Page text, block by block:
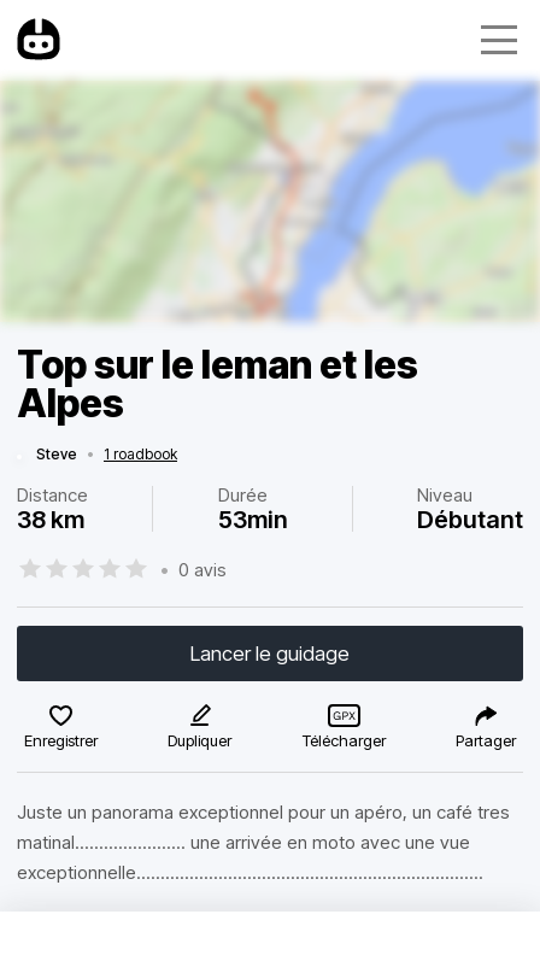
Top sur le leman et les
Alpes
Steve • 1 roadbook
Distance
38 km
Durée
53min
Niveau
Débutant
• 0 avis
Lancer le guidage
Enregistrer Dupliquer Télécharger Partager
Juste un panorama exceptionnel pour un apéro, un café tres
matinal....................... une arrivée en moto avec une vue
exceptionnelle........................................................................